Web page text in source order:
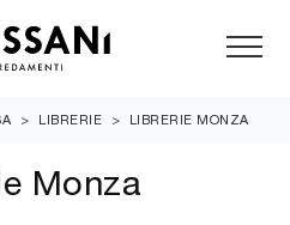
> LIBRERIE > LIBRERIE MONZA
Monza